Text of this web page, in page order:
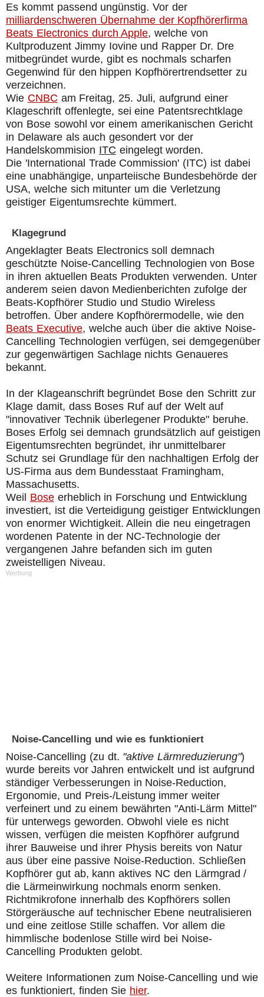
Es kommt passend ungünstig. Vor der
milliardenschweren Übernahme der Kopfhörerfirma
Beats Electronics durch Apple, welche von
Kultproduzent Jimmy Iovine und Rapper Dr. Dre
mitbegründet wurde, gibt es nochmals scharfen
Gegenwind für den hippen Kopfhörertrendsetter zu
verzeichnen.
Wie CNBC am Freitag, 25. Juli, aufgrund einer
Klageschrift offenlegte, sei eine Patentsrechtklage
von Bose sowohl vor einem amerikanischen Gericht
in Delaware als auch gesondert vor der
Handelskommision ITC eingelegt worden.
Die 'International Trade Commission' (ITC) ist dabei
eine unabhängige, unparteiische Bundesbehörde der
USA, welche sich mitunter um die Verletzung
geistiger Eigentumsrechte kümmert.
Klagegrund
Angeklagter Beats Electronics soll demnach
geschützte Noise-Cancelling Technologien von Bose
in ihren aktuellen Beats Produkten verwenden. Unter
anderem seien davon Medienberichten zufolge der
Beats-Kopfhörer Studio und Studio Wireless
betroffen. Über andere Kopfhörermodelle, wie den
Beats Executive, welche auch über die aktive Noise-
Cancelling Technologien verfügen, sei demgegenüber
zur gegenwärtigen Sachlage nichts Genaueres
bekannt.
In der Klageanschrift begründet Bose den Schritt zur
Klage damit, dass Boses Ruf auf der Welt auf
"innovativer Technik überlegener Produkte" beruhe.
Boses Erfolg sei demnach grundsätzlich auf geistigen
Eigentumsrechten begründet, ihr unmittelbarer
Schutz sei Grundlage für den nachhaltigen Erfolg der
US-Firma aus dem Bundesstaat Framingham,
Massachusetts.
Weil Boseerheblich in Forschung und Entwicklung
investiert, ist die Verteidigung geistiger Entwicklungen
von enormer Wichtigkeit. Allein die neu eingetragen
wordenen Patente in der NC-Technologie der
vergangenen Jahre befanden sich im guten
zweistelligen Niveau.
Werbung
Noise-Cancelling und wie es funktioniert
Noise-Cancelling (zu dt. "aktive Lärmreduzierung")
wurde bereits vor Jahren entwickelt und ist aufgrund
ständiger Verbesserungen in Noise-Reduction,
Ergonomie, und Preis-/Leistung immer weiter
verfeinert und zu einem bewährten "Anti-Lärm Mittel"
für unterwegs geworden. Obwohl viele es nicht
wissen, verfügen die meisten Kopfhörer aufgrund
ihrer Bauweise und ihrer Physis bereits von Natur
aus über eine passive Noise-Reduction. Schließen
Kopfhörer gut ab, kann aktives NC den Lärmgrad /
die Lärmeinwirkung nochmals enorm senken.
Richtmikrofone innerhalb des Kopfhörers sollen
Störgeräusche auf technischer Ebene neutralisieren
und eine zeitlose Stille schaffen. Vor allem die
himmlische bodenlose Stille wird bei Noise-
Cancelling Produkten gelobt.
Weitere Informationen zum Noise-Cancelling und wie
es funktioniert, finden Sie hier.